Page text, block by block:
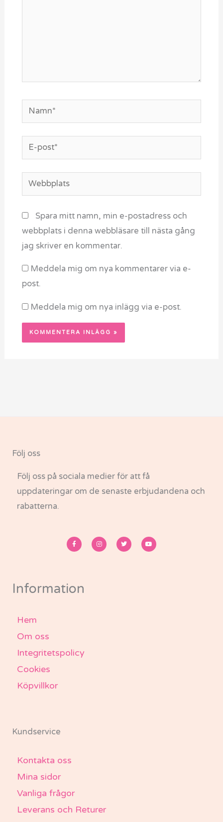
Namn*
E-
post*
Webbplats
Spara mitt namn, min e-postadress och
webbplats i denna webbläsare till nästa gång
jag skriver en kommentar.
Meddela mig om nya kommentarer via e-
post.
Meddela mig om nya inlägg via e-post.
Följ oss
Följ oss på sociala medier för att få
uppdateringar om de senaste erbjudandena och
rabatterna.
a
c
e
f
n
s
t
w
i
t
o
u
t
Information
Hem
Om oss
Integritetspolicy
Cookies
Köpvillkor
Kundservice
Kontakta oss
Mina sidor
Vanliga frågor
Leverans och Returer